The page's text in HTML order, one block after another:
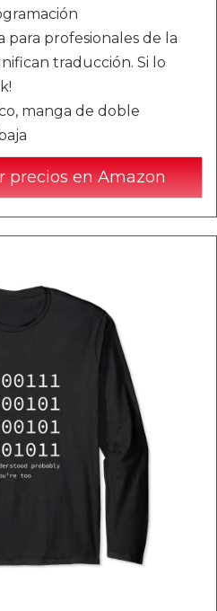
para profesionales de la
traducción. Si lo
manga de doble
precios en Amazon